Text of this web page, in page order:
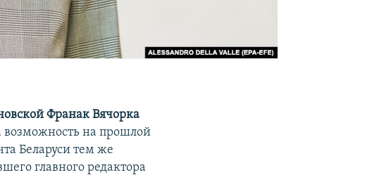
Франак Вячорка
возможность на прошлой
Беларуси тем же
главного редактора